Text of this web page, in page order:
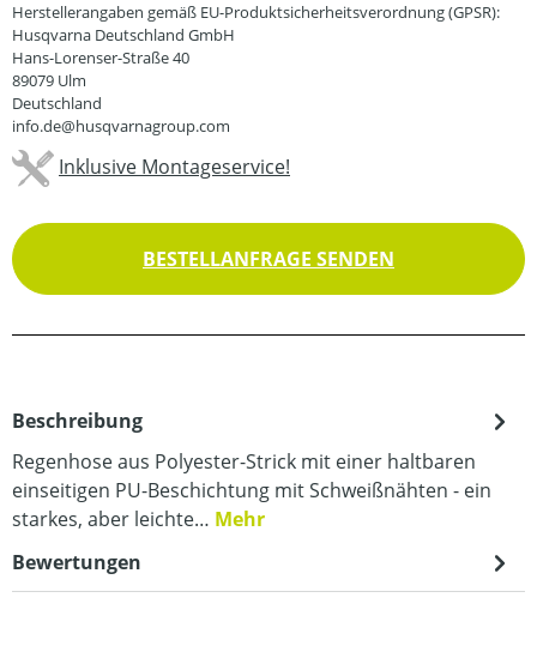
Herstellerangaben gemäß EU-Produktsicherheitsverordnung (GPSR):
Husqvarna Deutschland GmbH
Hans-Lorenser-Straße 40
89079 Ulm
Deutschland
info.de@husqvarnagroup.com
Inklusive Montageservice!
BESTELLANFRAGE SENDEN
Beschreibung
Regenhose aus Polyester-Strick mit einer haltbaren
einseitigen PU-Beschichtung mit Schweißnähten - ein
starkes, aber leichte… Mehr
Bewertungen